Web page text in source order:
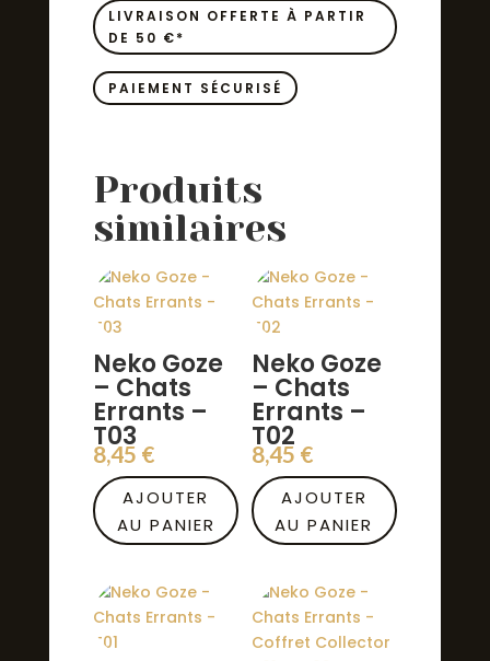
-
T04
LIVRAISON OFFERTE À PARTIR
DE 50 €*
PAIEMENT SÉCURISÉ
Produits
similaires
Neko Goze
– Chats
Errants –
T03
8,45 €
AJOUTER
AU PANIER
Neko Goze
– Chats
Errants –
T02
8,45 €
AJOUTER
AU PANIER